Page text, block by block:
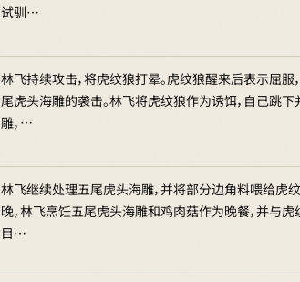
试驯…
林飞持续攻击，将虎纹狼打晕。虎纹狼醒来后表示屈
尾虎头海雕的袭击。林飞将虎纹狼作为诱饵，自己跳
雕，…
林飞继续处理五尾虎头海雕，并将部分边角料喂给虎
晚，林飞烹饪五尾虎头海雕和鸡肉菇作为晚餐，并与
目…